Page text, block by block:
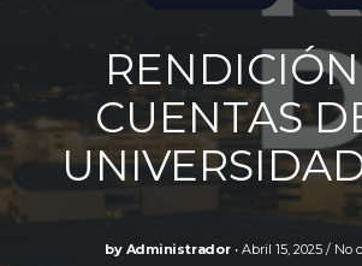
CUENTAS
by Administrador Abril 15, 2025 No